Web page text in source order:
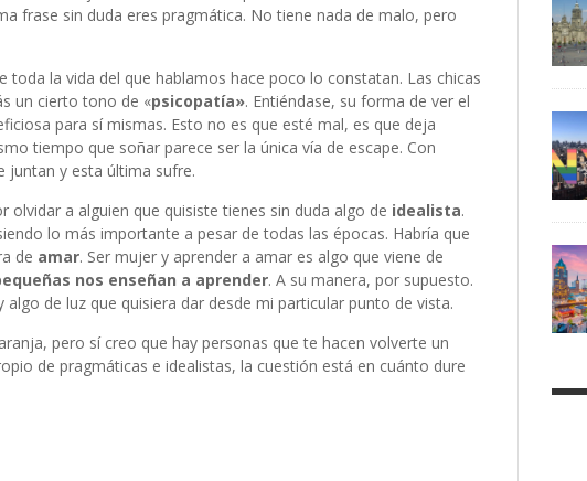
frase sin duda eres pragmática. No tiene nada de malo, pero
toda la vida del que hablamos hace poco lo constatan. Las chicas
un cierto tono de «psicopatía». Entiéndase, su forma de ver el
para sí mismas. Esto no es que esté mal, es que deja
tiempo que soñar parece ser la única vía de escape. Con
juntan y esta última sufre.
olvidar a alguien que quisiste tienes sin duda algo de idealista.
lo más importante a pesar de todas las épocas. Habría que
de amar. Ser mujer y aprender a amar es algo que viene de
nos enseñan a aprender. A su manera, por supuesto.
de luz que quisiera dar desde mi particular punto de vista.
pero sí creo que hay personas que te hacen volverte un
de pragmáticas e idealistas, la cuestión está en cuánto dure